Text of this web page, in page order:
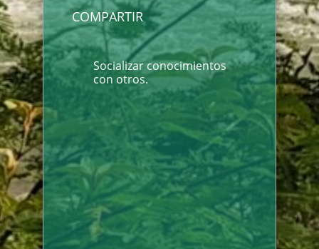
COMPARTIR
Socializar conocimientos
con otros.